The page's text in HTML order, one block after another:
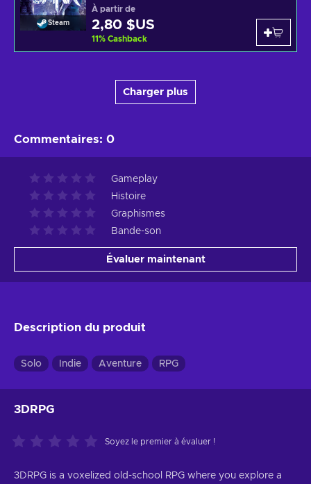
Steam
À partir de
2,80 $US
11% Cashback
Charger plus
Commentaires: 0
Gameplay
Histoire
Graphismes
Bande-son
Évaluer maintenant
Description du produit
Solo Indie Aventure RPG
3DRPG
Soyez le premier à évaluer !
3DRPG is a voxelized old-school RPG where you explore a